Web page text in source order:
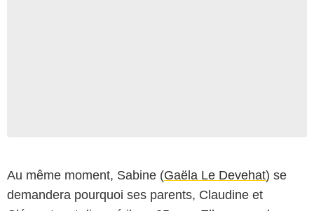
Au même moment, Sabine (Gaëla Le Devehat) se
demandera pourquoi ses parents, Claudine et